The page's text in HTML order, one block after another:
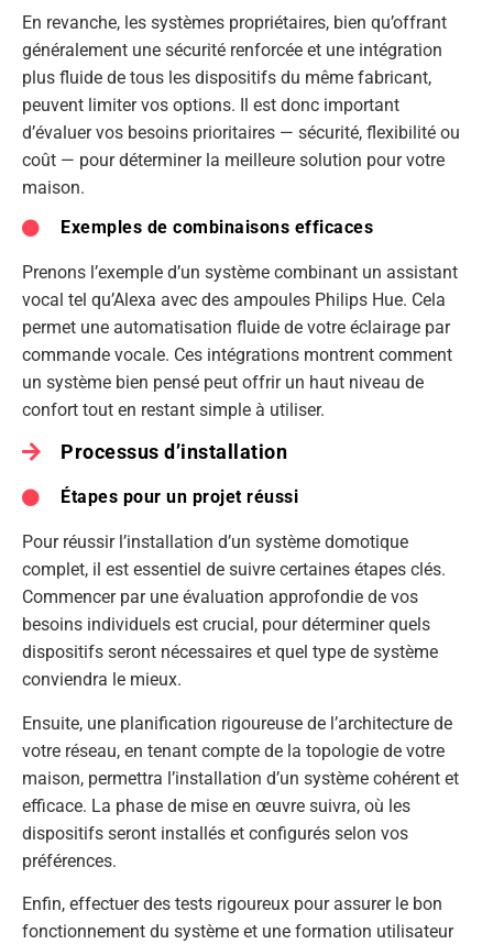
En revanche, les systèmes propriétaires, bien qu’offrant
généralement une sécurité renforcée et une intégration
plus fluide de tous les dispositifs du même fabricant,
peuvent limiter vos options. Il est donc important
d’évaluer vos besoins prioritaires — sécurité, flexibilité ou
coût — pour déterminer la meilleure solution pour votre
maison.
Exemples de combinaisons efficaces
Prenons l’exemple d’un système combinant un assistant
vocal tel qu’Alexa avec des ampoules Philips Hue. Cela
permet une automatisation fluide de votre éclairage par
commande vocale. Ces intégrations montrent comment
un système bien pensé peut offrir un haut niveau de
confort tout en restant simple à utiliser.
Processus d’installation
Étapes pour un projet réussi
Pour réussir l’installation d’un système domotique
complet, il est essentiel de suivre certaines étapes clés.
Commencer par une évaluation approfondie de vos
besoins individuels est crucial, pour déterminer quels
dispositifs seront nécessaires et quel type de système
conviendra le mieux.
Ensuite, une planification rigoureuse de l’architecture de
votre réseau, en tenant compte de la topologie de votre
maison, permettra l’installation d’un système cohérent et
efficace. La phase de mise en œuvre suivra, où les
dispositifs seront installés et configurés selon vos
préférences.
Enfin, effectuer des tests rigoureux pour assurer le bon
fonctionnement du système et une formation utilisateur